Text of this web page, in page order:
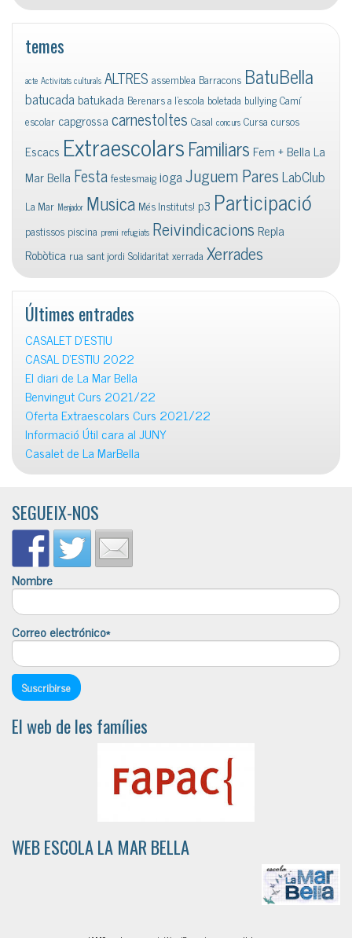
temes
acte Activitats culturals ALTRES assemblea Barracons BatuBella
batucadabatukada Berenars a l'escola boletada bullyingCamí
escolar capgrossacarnestoltes Casal concurs Cursa cursos
Escacs ExtraescolarsFamiliars Fem + Bella La
Mar Bella FestafestesmaigiogaJuguem ParesLabClub
La Mar Menjador Musica Més Instituts! p3 Participació
pastissos piscina premi refugiats Reivindicacions Repla
Robòtica rua sant jordi Solidaritatxerrada Xerrades
Últimes entrades
CASALET D’ESTIU
CASAL D’ESTIU 2022
El diari de La Mar Bella
Benvingut Curs 2021/22
Oferta Extraescolars Curs 2021/22
Informació Útil cara al JUNY
Casalet de La MarBella
SEGUEIX-NOS
Nombre
Correo electrónico*
El web de les famílies
WEB ESCOLA LA MAR BELLA